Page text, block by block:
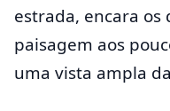
estrada, encara os
paisagem aos
uma vista ampla